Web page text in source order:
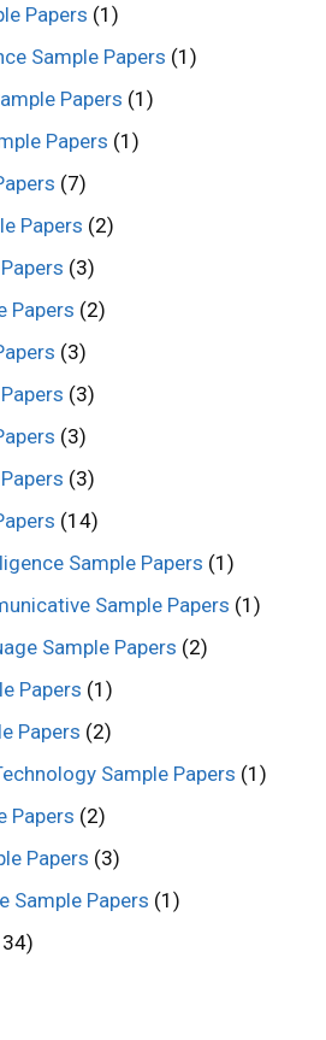
Papers (1)
Sample Papers (1)
Papers (1)
Papers (1)
(7)
Papers (2)
(3)
Papers (2)
(3)
(3)
(3)
(3)
(14)
Sample Papers (1)
Sample Papers (1)
Sample Papers (2)
Papers (1)
Papers (2)
Sample Papers (1)
Papers (2)
Papers (3)
Sample Papers (1)